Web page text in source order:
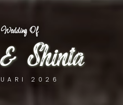
Of
Shinta
2026